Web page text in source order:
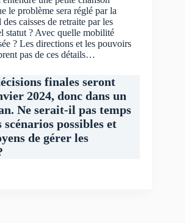
le problème sera réglé par la
caisses de retraite par les
statut ? Avec quelle mobilité
? Les directions et les pouvoirs
pas de ces détails…
finales seront
2024, donc dans un
Ne serait-il pas temps
scénarios possibles et
de gérer les